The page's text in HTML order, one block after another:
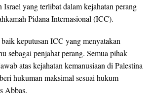
Israel yang terlibat dalam kejahatan perang
Pidana Internasional (ICC).
keputusan ICC yang menyatakan
sebagai penjahat perang. Semua pihak
atas kejahatan kemanusiaan di Palestina
hukuman maksimal sesuai hukum
Abbas.